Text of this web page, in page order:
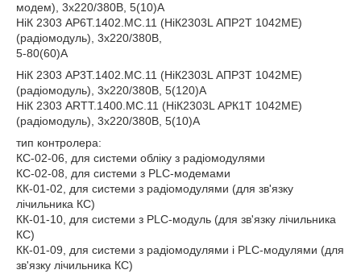
модем), 3х220/380В, 5(10)А
НіК 2303 АР6Т.1402.MC.11 (НіК2303L АПР2Т 1042МЕ)
(радіомодуль), 3х220/380В,
5-80(60)А
НіК 2303 АР3Т.1402.MC.11 (НіК2303L АПР3Т 1042МЕ)
(радіомодуль), 3х220/380В, 5(120)А
НіК 2303 ARTT.1400.MC.11 (НіК2303L АРК1Т 1042МЕ)
(радіомодуль), 3х220/380В, 5(10)А
тип контролера:
КС-02-06, для системи обліку з радіомодулями
КС-02-08, для системи з PLC-модемами
КК-01-02, для системи з радіомодулями (для зв'язку
лічильника КС)
КК-01-10, для системи з PLC-модуль (для зв'язку лічильника
КС)
КК-01-09, для системи з радіомодулями і PLC-модулями (для
зв'язку лічильника КС)